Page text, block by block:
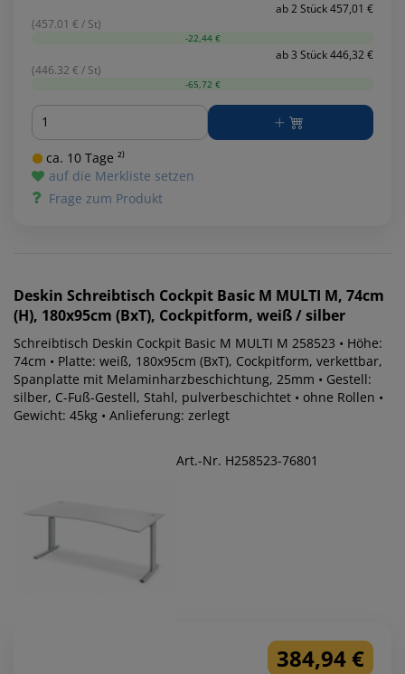
ab 2 Stück 457,01 €
(457.01 € / St)
-22,44 €
ab 3 Stück 446,32 €
(446.32 € / St)
-65,72 €
Menge
ca. 10 Tage ²⁾
auf die Merkliste setzen
Frage zum Produkt
Deskin Schreibtisch Cockpit Basic M MULTI M, 74cm
(H), 180x95cm (BxT), Cockpitform, weiß / silber
Schreibtisch Deskin Cockpit Basic M MULTI M 258523 • Höhe:
74cm • Platte: weiß, 180x95cm (BxT), Cockpitform, verkettbar,
Spanplatte mit Melaminharzbeschichtung, 25mm • Gestell:
silber, C-Fuß-Gestell, Stahl, pulverbeschichtet • ohne Rollen •
Gewicht: 45kg • Anlieferung: zerlegt
Art.-Nr. H258523-76801
384,94 €